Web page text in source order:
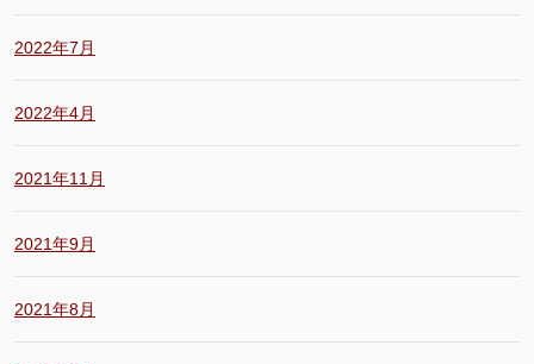
2022年7月
2022年4月
2021年11月
2021年9月
2021年8月